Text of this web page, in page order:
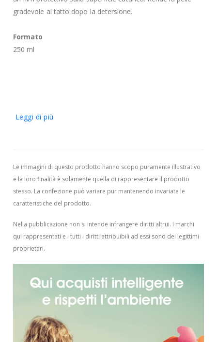
gradevole al tatto dopo la detersione.
Formato
250 ml
Leggi di più
Le immagini di questo prodotto hanno scopo puramente illustrativo
e la loro finalità è solamente quella di rappresentare il prodotto
stesso. La confezione può variare pur mantenendo invariate le
caratteristiche del prodotto.
Nella pubblicazione non si intende infrangere diritti altrui. I marchi
qui rappresentati e i tutti i diritti attribuibili ad essi sono dei legittimi
proprietari.